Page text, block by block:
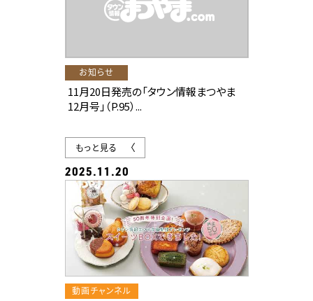
お知らせ
11月20日発売の「タウン情報まつやま
12月号」（P.95）...
もっと見る
2025.11.20
動画チャンネル